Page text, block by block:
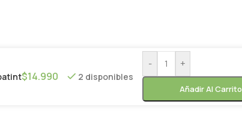
$14.990 2 disponibles
- +
Añadir Al Carrito